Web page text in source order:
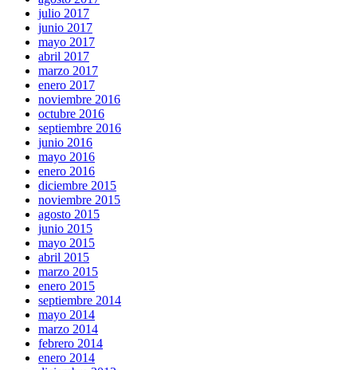
julio 2017
junio 2017
mayo 2017
abril 2017
marzo 2017
enero 2017
noviembre 2016
octubre 2016
septiembre 2016
junio 2016
mayo 2016
enero 2016
diciembre 2015
noviembre 2015
agosto 2015
junio 2015
mayo 2015
abril 2015
marzo 2015
enero 2015
septiembre 2014
mayo 2014
marzo 2014
febrero 2014
enero 2014